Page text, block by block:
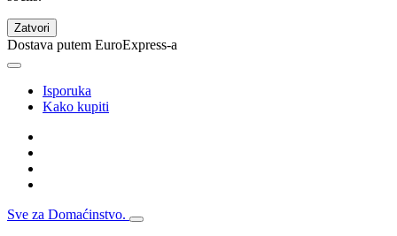
Zatvori
Dostava putem EuroExpress-a
Isporuka
Kako kupiti
Sve za Domaćinstvo.